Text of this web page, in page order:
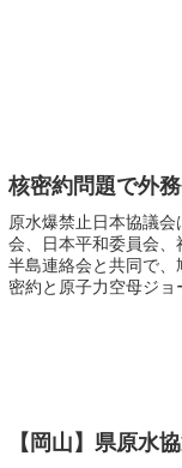
核密約問題で外
原水爆禁止日本協議
会、日本平和委員会
半島連絡会と共同で
密約と原子力空母ジ
【岡山】県原水